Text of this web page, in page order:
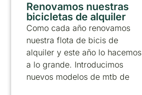
Renovamos nuestras
bicicletas de alquiler
Como cada año renovamos
nuestra flota de bicis de
alquiler y este año lo hacemos
a lo grande. Introducimos
nuevos modelos de mtb de